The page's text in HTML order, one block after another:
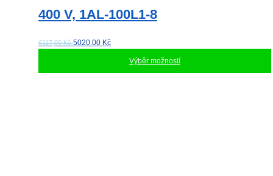
400 V, 1AL-100L1-8
6117,00 Kč5020.00 Kč
Výběr možností